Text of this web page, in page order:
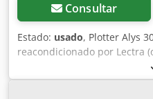
Consultar
Estado: usado, Plotter Alys
reacondicionado por Lectra
completo con tablero
Ddutsmyorf